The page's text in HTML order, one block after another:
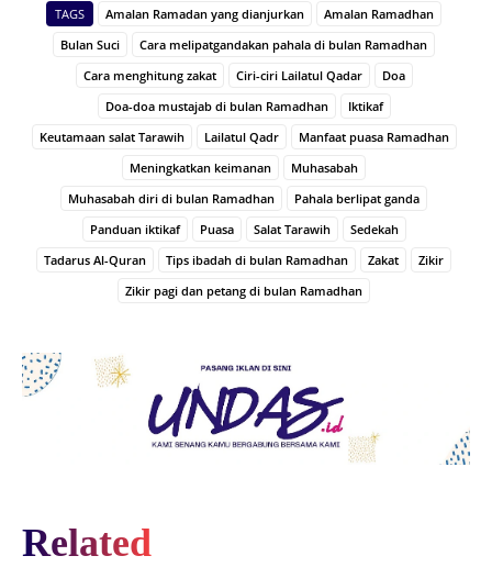
Related
TAGS Amalan Ramadan yang dianjurkan
Amalan Ramadhan
Bulan Suci
Cara melipatgandakan pahala di bulan Ramadhan
Cara menghitung zakat
Ciri-ciri Lailatul Qadar
Doa
Doa-doa mustajab di bulan Ramadhan
Iktikaf
Keutamaan salat Tarawih
Lailatul Qadr
Manfaat puasa Ramadhan
Meningkatkan keimanan
Muhasabah
Muhasabah diri di bulan Ramadhan
Pahala berlipat ganda
Panduan iktikaf
Puasa Salat Tarawih
Sedekah
Tadarus Al-Quran
Tips ibadah di bulan Ramadhan Zakat
Zikir
Zikir pagi dan petang di bulan Ramadhan